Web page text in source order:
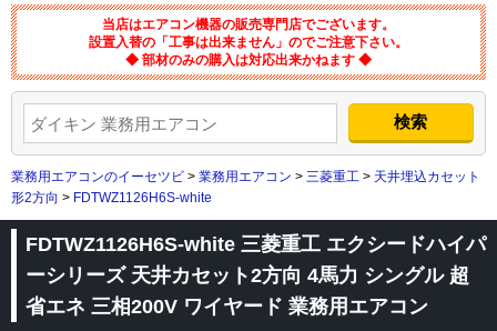
当店はエアコン機器の販売専門店でございます。
設置入替の「工事は出来ません」のでご注意下さい。
◆ 部材のみの購入は対応出来かねます ◆
業務用エアコンのイーセツビ > 業務用エアコン > 三菱重工 > 天井埋込カセット
形2方向 > FDTWZ1126H6S-white
FDTWZ1126H6S-white 三菱重工 エクシードハイパ
ーシリーズ 天井カセット2方向 4馬力 シングル 超
省エネ 三相200V ワイヤード 業務用エアコン